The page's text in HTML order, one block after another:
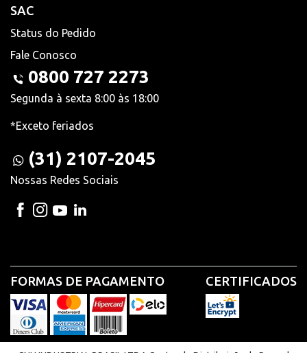
SAC
Status do Pedido
Fale Conosco
0800 727 2273
Segunda à sexta 8:00 às 18:00
*Exceto feriados
(31) 2107-2045
Nossas Redes Sociais
FORMAS DE PAGAMENTO CERTIFICADOS